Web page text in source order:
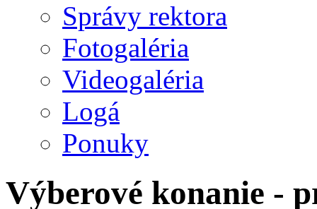
Správy rektora
Fotogaléria
Videogaléria
Logá
Ponuky
Výberové konanie -